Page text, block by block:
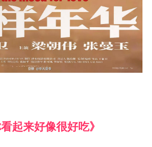
看起来好像很好吃》